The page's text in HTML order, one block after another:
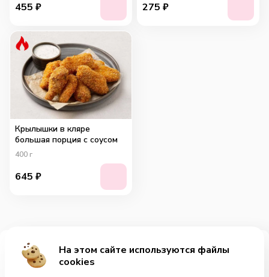
Добавить за 605₽
455 ₽ 275 ₽
Крылышки в кляре
большая порция с соусом
400 г
645 ₽
На этом сайте используются файлы
cookies